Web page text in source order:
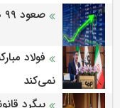
صعود ۹۹ هزار واحدی شاخص بورس
فولاد
نمی‌کند
پیگرد